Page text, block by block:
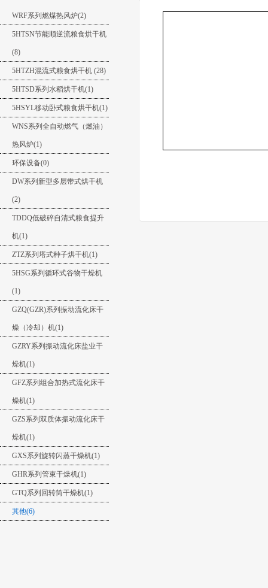
WRF系列燃煤热风炉(2)
5HTSN节能顺逆流粮食烘干机
(8)
5HTZH混流式粮食烘干机 (28)
5HTSD系列水稻烘干机(1)
5HSYL移动卧式粮食烘干机(1)
WNS系列全自动燃气（燃油）
热风炉(1)
环保设备(0)
DW系列新型多层带式烘干机
(2)
TDDQ低破碎自清式粮食提升
机(1)
ZTZ系列塔式种子烘干机(1)
5HSG系列循环式谷物干燥机
(1)
GZQ(GZR)系列振动流化床干
燥（冷却）机(1)
GZRY系列振动流化床盐业干
燥机(1)
GFZ系列组合加热式流化床干
燥机(1)
GZS系列双质体振动流化床干
燥机(1)
GXS系列旋转闪蒸干燥机(1)
GHR系列管束干燥机(1)
GTQ系列回转筒干燥机(1)
其他(6)